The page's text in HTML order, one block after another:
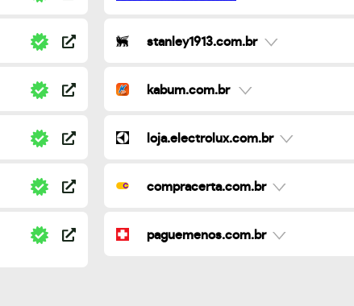
stanley1913.com.br
kabum.com.br
loja.electrolux.com.br
compracerta.com.br
paguemenos.com.br